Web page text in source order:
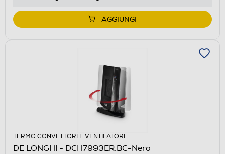
AGGIUNGI
TERMO CONVETTORI E VENTILATORI
DE LONGHI - DCH7993ER.BC-Nero